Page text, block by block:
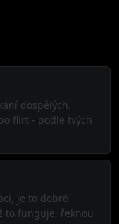
dospělých.
flirt - podle tvých
je to dobré
to funguje, řeknou